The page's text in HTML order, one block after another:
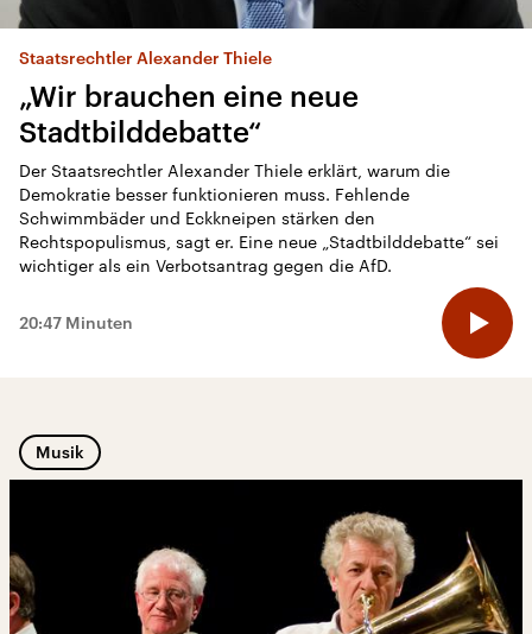
Debatte um AfD-Verbot
Die mutlose Demokratie
04:42 Minuten
Staatsrechtler Alexander Thiele
„Wir brauchen eine neue
Stadtbilddebatte“
Der Staatsrechtler Alexander Thiele erklärt, warum die
Demokratie besser funktionieren muss. Fehlende
Schwimmbäder und Eckkneipen stärken den
Rechtspopulismus, sagt er. Eine neue „Stadtbilddebatte“ sei
wichtiger als ein Verbotsantrag gegen die AfD.
20:47 Minuten
Musik